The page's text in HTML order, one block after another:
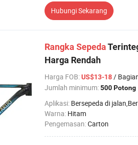
Hubungi Sekarang
Rangka Sepeda
Harga Rendah
Harga FOB:US$13-18/
Jumlah minimum:500 Potong
Aplikasi: Bersepeda di
Warna: Hitam
Pengemasan:Carton